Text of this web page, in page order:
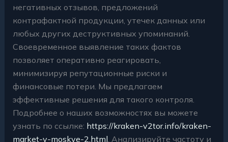
негативных отзывов, предложений
контрафактной продукции, утечек данных или
любых других деструктивных упоминаний.
Своевременное выявление таких фактов
позволяет оперативно реагировать,
минимизируя репутационные риски и
финансовые потери. Мы предлагаем
эффективные решения для такого контроля.
Подробнее о наших возможностях вы можете
узнать по ссылке: https://kraken-v2tor.info/kraken-
market-v-moskve-2.html . Анализируйте частоту и